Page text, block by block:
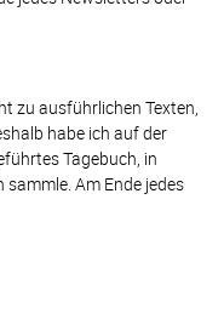
zu ausführlichen Texten,
habe ich auf der
Tagebuch, in
Am Ende jedes